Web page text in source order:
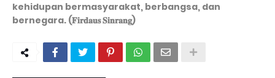
kehidupan bermasyarakat, berbangsa, dan
bernegara. (𝐅𝐢𝐫𝐝𝐚𝐮𝐬 𝐒𝐢𝐧𝐫𝐚𝐧𝐠)